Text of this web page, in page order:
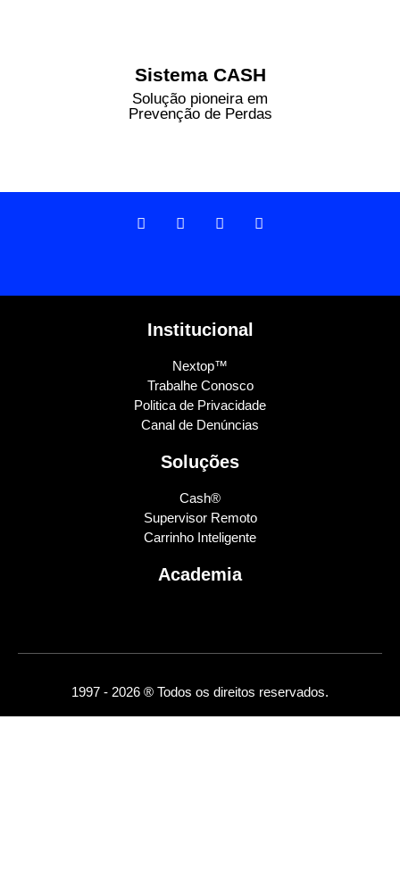
Sistema CASH
Solução pioneira em
Prevenção de Perdas
Institucional
Nextop™
Trabalhe Conosco
Politica de Privacidade
Canal de Denúncias
Soluções
Cash®
Supervisor Remoto
Carrinho Inteligente
Academia
1997 - 2026 ® Todos os direitos reservados.